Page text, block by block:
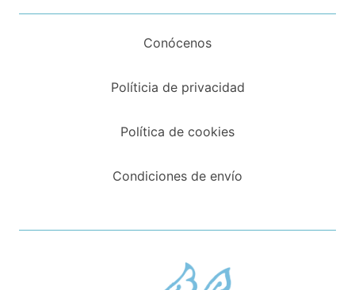
Conócenos
Políticia de privacidad
Política de cookies
Condiciones de envío